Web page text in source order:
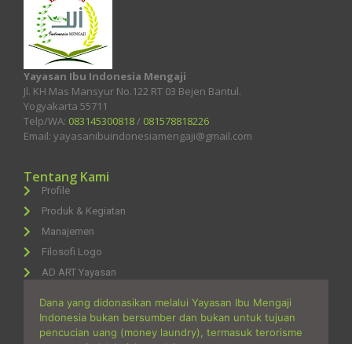
Yayasan Ibu Indonesia Mengaji
Jl. KH Mas Mansyur No.122 RT 03 Bejen Bantul.
Yogyakarta 55711
Telp/WA: 083145300818/ 081578818226
Email: yayasanibuindonesiamengaji@gmail.com
Tentang Kami
Profile
Produk & Kegiatan
Manajemen
Filosofi Logo
AD ART Yayasan
Dana yang didonasikan melalui Yayasan Ibu Mengaji
Indonesia bukan bersumber dan bukan untuk tujuan
pencucian uang (money laundry), termasuk terorisme